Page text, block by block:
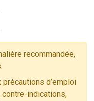
recommandée,
d’emploi
indications,